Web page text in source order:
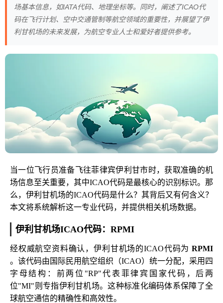
场基本信息，如IATA代码、地理坐标等。同时，阐述了ICAO代
码在飞行计划、空中交通管制等航空领域的重要性，并展望了伊
利甘机场的未来发展，为航空专业人士和爱好者提供参考。
当一位飞行员准备飞往菲律宾伊利甘市时，获取准确的机
场信息至关重要，其中ICAO代码是最核心的识别标识。那
么，伊利甘机场的ICAO代码是什么？其背后又有何含义？
本文将系统解析这一专业代码，并提供相关机场数据。
伊利甘机场ICAO代码：RPMI
经权威航空资料确认，伊利甘机场的ICAO代码为 RPMI
。该代码由国际民用航空组织（ICAO）统一分配，采用四
字母结构：前两位"RP"代表菲律宾国家代码，后两
位"MI"则专指伊利甘机场。这种标准化编码体系保障了全
球航空通信的精确性和高效性。